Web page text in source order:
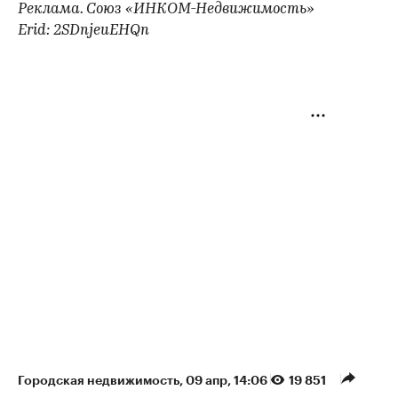
Реклама. Союз «ИНКОМ-Недвижимость»
Erid: 2SDnjeuEHQn
Городская недвижимость 09 апр, 14:06 19 851